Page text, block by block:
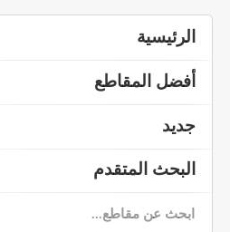
الرئيسية
أفضل المقاطع
جديد
البحث المتقدم